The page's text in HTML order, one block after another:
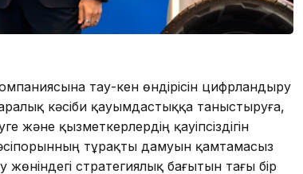
тау-кен өндірісін цифрландыру
кәсіби қауымдастыққа таныстыруға,
және қызметкерлердің қауіпсіздігін
тұрақты дамуын қамтамасыз
жөніндегі стратегиялық бағытын тағы бір